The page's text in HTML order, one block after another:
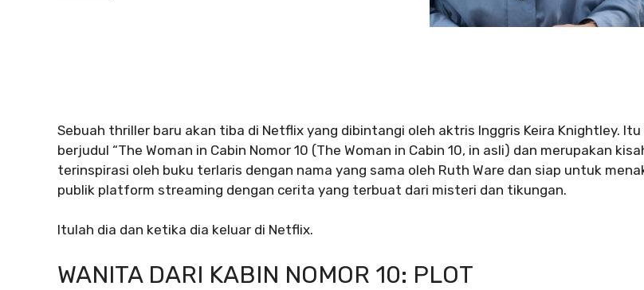
Sebuah thriller baru akan tiba di Netflix yang dibintangi oleh aktris Inggris Keira Knightley. Itu
berjudul “The Woman in Cabin Nomor 10 (The Woman in Cabin 10, in asli) dan merupakan
terinspirasi oleh buku terlaris dengan nama yang sama oleh Ruth Ware dan siap untuk
publik platform streaming dengan cerita yang terbuat dari misteri dan tikungan.
Itulah dia dan ketika dia keluar di Netflix.
WANITA DARI KABIN NOMOR 10: PLOT